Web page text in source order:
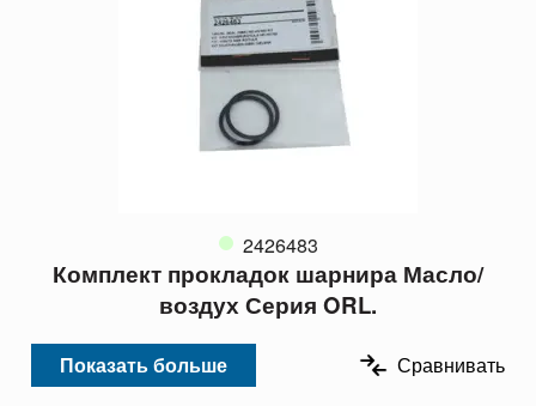
2426483
Комплект прокладок шарнира Масло/
воздух Серия ORL.
Показать больше Сравнивать